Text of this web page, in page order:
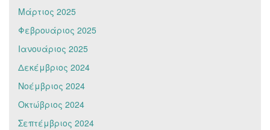
Μάρτιος 2025
Φεβρουάριος 2025
Ιανουάριος 2025
Δεκέμβριος 2024
Νοέμβριος 2024
Οκτώβριος 2024
Σεπτέμβριος 2024